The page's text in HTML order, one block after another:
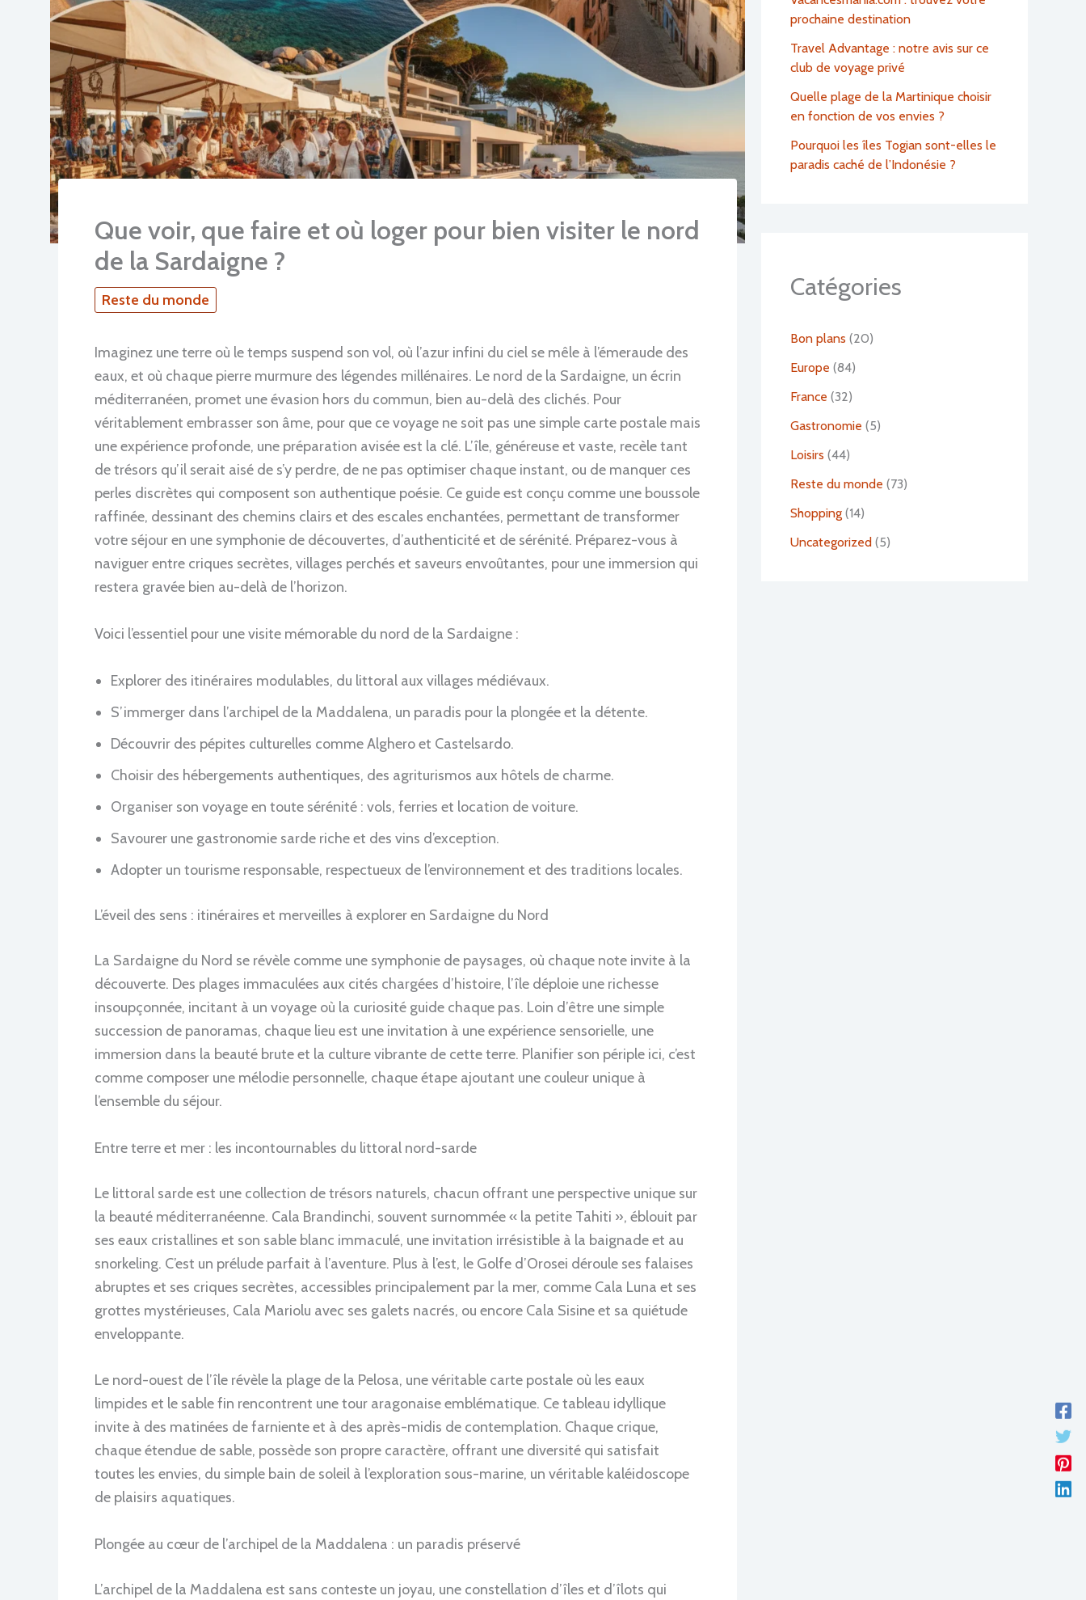
Que voir, que faire et où loger pour bien visiter le nord
de la Sardaigne ?
Reste du monde
Imaginez une terre où le temps suspend son vol, où l’azur infini du ciel se mêle à l’émeraude des
eaux, et où chaque pierre murmure des légendes millénaires. Le nord de la Sardaigne, un écrin
méditerranéen, promet une évasion hors du commun, bien au-delà des clichés. Pour
véritablement embrasser son âme, pour que ce voyage ne soit pas une simple carte postale mais
une expérience profonde, une préparation avisée est la clé. L’île, généreuse et vaste, recèle tant
de trésors qu’il serait aisé de s’y perdre, de ne pas optimiser chaque instant, ou de manquer ces
perles discrètes qui composent son authentique poésie. Ce guide est conçu comme une boussole
raffinée, dessinant des chemins clairs et des escales enchantées, permettant de transformer
votre séjour en une symphonie de découvertes, d’authenticité et de sérénité. Préparez-vous à
naviguer entre criques secrètes, villages perchés et saveurs envoûtantes, pour une immersion qui
restera gravée bien au-delà de l’horizon.
Voici l’essentiel pour une visite mémorable du nord de la Sardaigne :
Explorer des itinéraires modulables, du littoral aux villages médiévaux.
S’immerger dans l’archipel de la Maddalena, un paradis pour la plongée et la détente.
Découvrir des pépites culturelles comme Alghero et Castelsardo.
Choisir des hébergements authentiques, des agriturismos aux hôtels de charme.
Organiser son voyage en toute sérénité : vols, ferries et location de voiture.
Savourer une gastronomie sarde riche et des vins d’exception.
Adopter un tourisme responsable, respectueux de l’environnement et des traditions locales.
L’éveil des sens : itinéraires et merveilles à explorer en Sardaigne du Nord
La Sardaigne du Nord se révèle comme une symphonie de paysages, où chaque note invite à la
découverte. Des plages immaculées aux cités chargées d’histoire, l’île déploie une richesse
insoupçonnée, incitant à un voyage où la curiosité guide chaque pas. Loin d’être une simple
succession de panoramas, chaque lieu est une invitation à une expérience sensorielle, une
immersion dans la beauté brute et la culture vibrante de cette terre. Planifier son périple ici, c’est
comme composer une mélodie personnelle, chaque étape ajoutant une couleur unique à
l’ensemble du séjour.
Entre terre et mer : les incontournables du littoral nord-sarde
Le littoral sarde est une collection de trésors naturels, chacun offrant une perspective unique sur
la beauté méditerranéenne. Cala Brandinchi, souvent surnommée « la petite Tahiti », éblouit par
ses eaux cristallines et son sable blanc immaculé, une invitation irrésistible à la baignade et au
snorkeling. C’est un prélude parfait à l’aventure. Plus à l’est, le Golfe d’Orosei déroule ses falaises
abruptes et ses criques secrètes, accessibles principalement par la mer, comme Cala Luna et ses
grottes mystérieuses, Cala Mariolu avec ses galets nacrés, ou encore Cala Sisine et sa quiétude
enveloppante.
Le nord-ouest de l’île révèle la plage de la Pelosa, une véritable carte postale où les eaux
limpides et le sable fin rencontrent une tour aragonaise emblématique. Ce tableau idyllique
invite à des matinées de farniente et à des après-midis de contemplation. Chaque crique,
chaque étendue de sable, possède son propre caractère, offrant une diversité qui satisfait
toutes les envies, du simple bain de soleil à l’exploration sous-marine, un véritable kaléidoscope
de plaisirs aquatiques.
Plongée au cœur de l’archipel de la Maddalena : un paradis préservé
L’archipel de la Maddalena est sans conteste un joyau, une constellation d’îles et d’îlots qui
prochaine destination
Travel Advantage : notre avis sur ce
club de voyage privé
Quelle plage de la Martinique choisir
en fonction de vos envies ?
Pourquoi les îles Togian sont-elles le
paradis caché de l’Indonésie ?
Catégories
Bon plans (20)
Europe (84)
France (32)
Gastronomie (5)
Loisirs (44)
Reste du monde (73)
Shopping (14)
Uncategorized (5)